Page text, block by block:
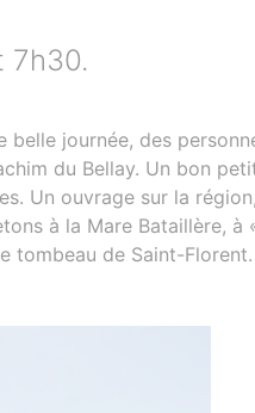
7h30.
belle journée, des
du Bellay. Un bon
Un ouvrage sur la
à la Mare Bataillère, à
tombeau de Saint-